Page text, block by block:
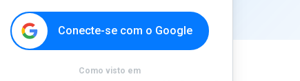
Conecte-se com o Google
Como visto em